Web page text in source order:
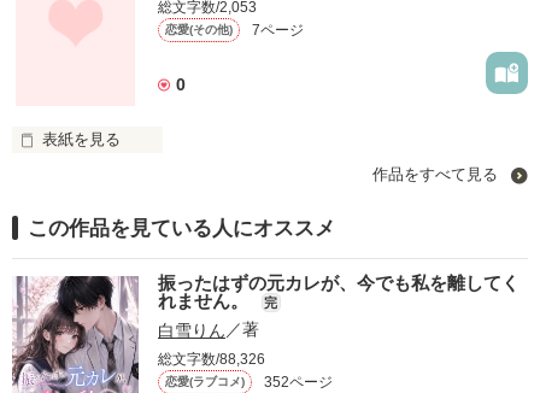
作品を読む
総文字数/2,053
恋愛(その他) 7ページ
0
表紙を見る
俺［永井 まさ］ ただいま中２ ニコ中で喧嘩上等 属に言う不良
作品を読む
作品をすべて見る
この作品を見ている人にオススメ
振ったはずの元カレが、今でも私を離してく
れません。
完
白雪りん／著
総文字数/88,326
恋愛(ラブコメ) 352ページ